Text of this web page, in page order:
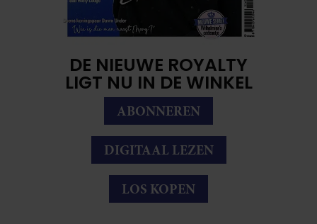
DE NIEUWE ROYALTY
LIGT NU IN DE WINKEL
ABONNEREN
DIGITAAL LEZEN
LOS KOPEN